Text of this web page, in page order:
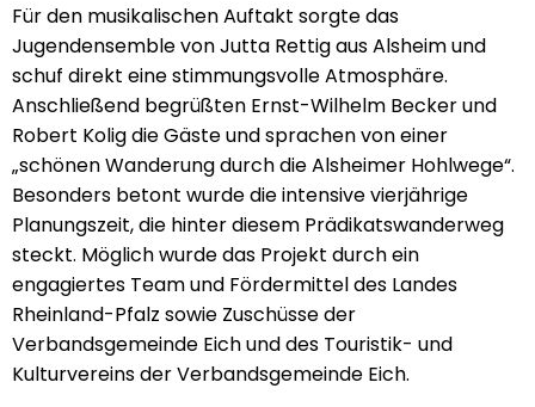
Für den musikalischen Auftakt sorgte das
Jugendensemble von Jutta Rettig aus Alsheim und
schuf direkt eine stimmungsvolle Atmosphäre.
Anschließend begrüßten Ernst-Wilhelm Becker und
Robert Kolig die Gäste und sprachen von einer
„schönen Wanderung durch die Alsheimer Hohlwege“.
Besonders betont wurde die intensive vierjährige
Planungszeit, die hinter diesem Prädikatswanderweg
steckt. Möglich wurde das Projekt durch ein
engagiertes Team und Fördermittel des Landes
Rheinland-Pfalz sowie Zuschüsse der
Verbandsgemeinde Eich und des Touristik- und
Kulturvereins der Verbandsgemeinde Eich.